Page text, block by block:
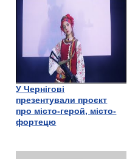
У Чернігові
презентували проєкт
про місто-герой, місто-
фортецю